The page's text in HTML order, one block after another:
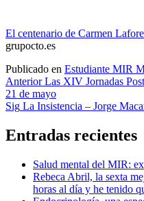
El centenario de Carmen
grupocto.es
Publicado en Estudiante MIR
Navegación
de
Anterior Las XIV Jornadas
21 de mayo
Sig La Insistencia – Jorge
Entradas recientes
Salud mental del MIR:
Rebeca Abril, la sexta
horas al día y he tenido